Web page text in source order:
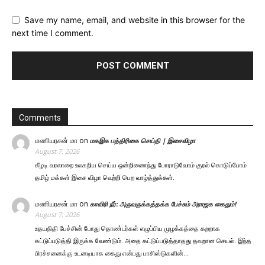
Save my name, email, and website in this browser for the
next time I comment.
Comments
மணியரசன் மா on மகஇக பத்திரிகை செய்தி | இசைவிழா
August 7, 2026
கீழடி வரலாறை உலகறிய செய்ய ஒன்றிணைந்து போராடுவோம் குரல் கொடுப்போம்
தமிழ் மக்கள் இசை விழா வெற்றி பெற வாழ்த்துக்கள்.
மணியரசன் மா on காவிரி நீர்: அருவருக்கத்தக்க பேச்சும் அராஜக கைதும்!
August 7, 2026
உதயநிதி பேச்சின் போது தொண்டர்கள் எழுப்பிய முழக்கத்தை கறறாக
கட்டுப்படுத்தி இருக்க வேண்டும். அதை கட்டுப்படுத்தாதது தவறான செயல். இந்த
பிரச்சனைக்கு உடனடியாக கைது என்பது பாசிஸ்டுகளின்…